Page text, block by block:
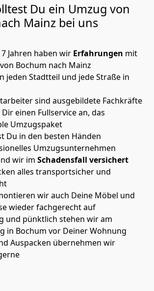
Du ein Umzug von
Mainz bei uns
Jahren haben wir Erfahrungen mit
Bochum nach Mainz
jeden Stadtteil und jede Straße in
sind ausgebildete Fachkräfte
einen Fullservice an, das
Umzugspaket
Du in den besten Händen
Umzugsunternehmen
wir im Schadensfall versichert
alles transportsicher und
wir auch Deine Möbel und
wieder fachgerecht auf
und pünktlich stehen wir am
in Bochum vor Deiner Wohnung
Auspacken übernehmen wir